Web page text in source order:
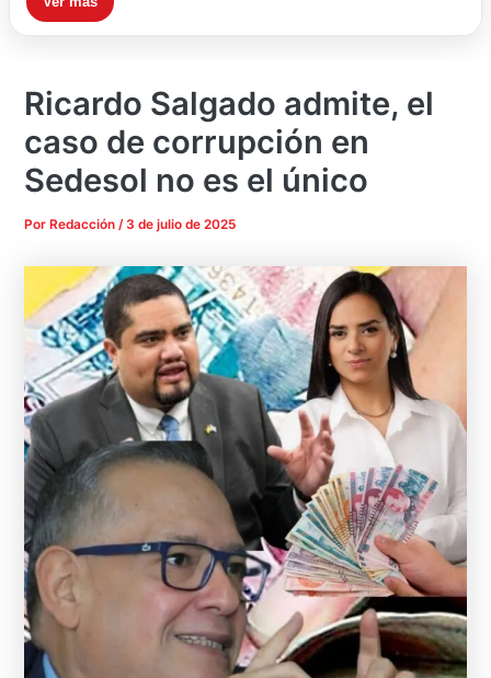
Ricardo Salgado admite, el
caso de corrupción en
Sedesol no es el único
Por Redacción/ 3 de julio de 2025